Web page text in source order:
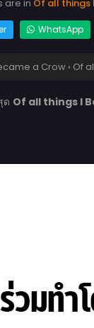
are in Of all things
WhatsApp
a Crow › Of
ด Of all things I